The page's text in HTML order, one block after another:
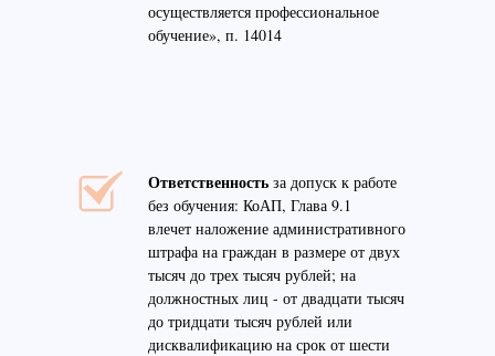
Ответственность за допуск к работе
без обучения: КоАП, Глава 9.1
влечет наложение административного
штрафа на граждан в размере от двух
тысяч до трех тысяч рублей; на
должностных лиц - от двадцати тысяч
до тридцати тысяч рублей или
дисквалификацию на срок от шести
осуществляется профессиональное
обучение», п. 14014